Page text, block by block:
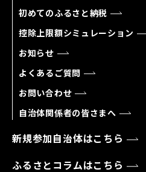
初めてのふるさと納税
控除上限額シミュレーション
お知らせ
よくあるご質問
お問い合わせ
自治体関係者の皆さまへ
新規参加自治体はこちら
ふるさとコラムはこちら